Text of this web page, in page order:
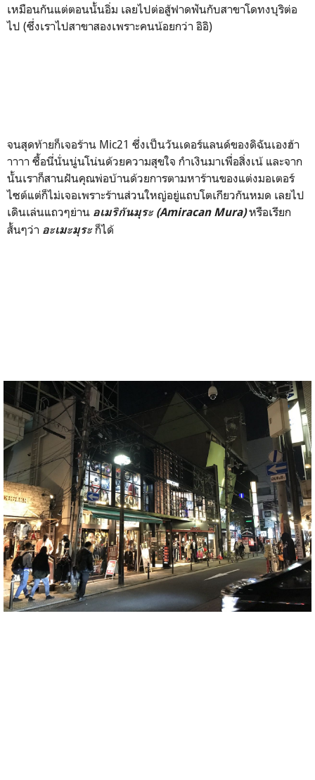
เหมือนกันแต่ตอนนั้นอิ่ม เลยไปต่อสู้ฟาดฟันกับสาขาโดทงบุริต่อ
ไป (ซึ่งเราไปสาขาสองเพราะคนน้อยกว่า อิอิ)
จนสุดท้ายก็เจอร้าน Mic21 ซึ่งเป็นวันเดอร์แลนด์ของดิฉันเองฮ้า
าาาา ซื้อนี่นั่นนู่นโน่นด้วยความสุขใจ กำเงินมาเพื่อสิ่งเน้ และจาก
นั้นเราก็สานฝันคุณพ่อบ้านด้วยการตามหาร้านของแต่งมอเตอร์
ไซต์แต่ก็ไม่เจอเพราะร้านส่วนใหญ่อยู่แถบโตเกียวกันหมด เลยไป
เดินเล่นแถวๆย่าน อเมริกันมุระ (Amiracan Mura)หรือเรียก
สั้นๆว่า อะเมะมุระก็ได้